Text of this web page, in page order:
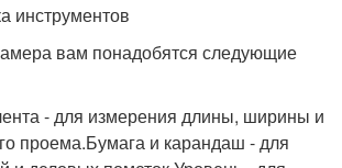
инструментов
вам понадобятся следующие
- для измерения длины, ширины и
проема.Бумага и карандаш - для